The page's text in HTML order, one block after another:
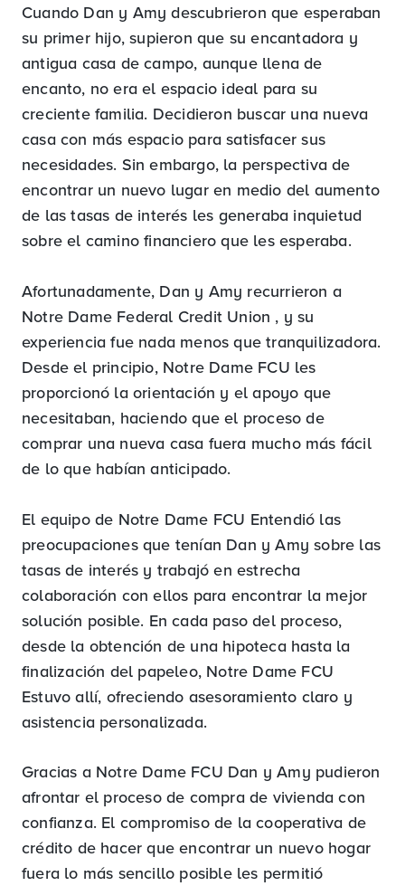
Cuando Dan y Amy descubrieron que esperaban
su primer hijo, supieron que su encantadora y
antigua casa de campo, aunque llena de
encanto, no era el espacio ideal para su
creciente familia. Decidieron buscar una nueva
casa con más espacio para satisfacer sus
necesidades. Sin embargo, la perspectiva de
encontrar un nuevo lugar en medio del aumento
de las tasas de interés les generaba inquietud
sobre el camino financiero que les esperaba.
Afortunadamente, Dan y Amy recurrieron a
Notre Dame Federal Credit Union , y su
experiencia fue nada menos que tranquilizadora.
Desde el principio, Notre Dame FCU les
proporcionó la orientación y el apoyo que
necesitaban, haciendo que el proceso de
comprar una nueva casa fuera mucho más fácil
de lo que habían anticipado.
El equipo de Notre Dame FCU Entendió las
preocupaciones que tenían Dan y Amy sobre las
tasas de interés y trabajó en estrecha
colaboración con ellos para encontrar la mejor
solución posible. En cada paso del proceso,
desde la obtención de una hipoteca hasta la
finalización del papeleo, Notre Dame FCU
Estuvo allí, ofreciendo asesoramiento claro y
asistencia personalizada.
Gracias a Notre Dame FCU Dan y Amy pudieron
afrontar el proceso de compra de vivienda con
confianza. El compromiso de la cooperativa de
crédito de hacer que encontrar un nuevo hogar
fuera lo más sencillo posible les permitió